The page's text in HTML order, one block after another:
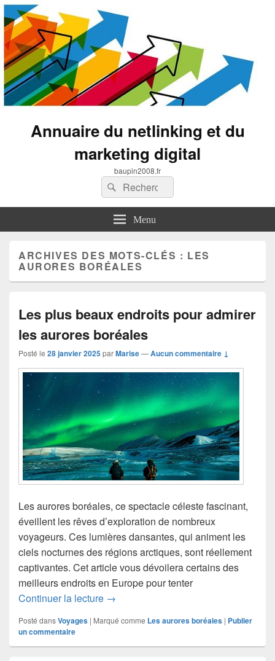
Annuaire du netlinking et du
marketing digital
baupin2008.fr
Recherche :
Rechercher
Menu
ARCHIVES DES MOTS-CLÉS : LES
AURORES BORÉALES
Les plus beaux endroits pour admirer
les aurores boréales
Posté le 28 janvier 2025parMarise—Aucun commentaire ↓
Les aurores boréales, ce spectacle céleste fascinant,
éveillent les rêves d’exploration de nombreux
voyageurs. Ces lumières dansantes, qui animent les
ciels nocturnes des régions arctiques, sont réellement
captivantes. Cet article vous dévoilera certains des
meilleurs endroits en Europe pour tenter
Continuer la lecture Les plus beaux endroits pour admirer
→
Posté dansVoyages | Marqué comme Les aurores boréales | Publier
un commentaire